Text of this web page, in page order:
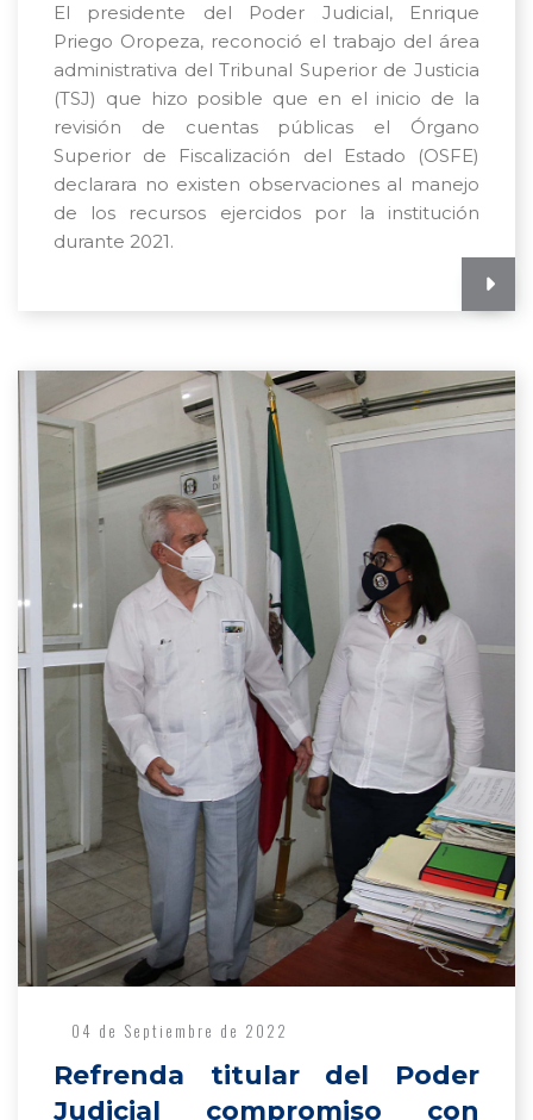
El presidente del Poder Judicial, Enrique
Priego Oropeza, reconoció el trabajo del área
administrativa del Tribunal Superior de Justicia
(TSJ) que hizo posible que en el inicio de la
revisión de cuentas públicas el Órgano
Superior de Fiscalización del Estado (OSFE)
declarara no existen observaciones al manejo
de los recursos ejercidos por la institución
durante 2021.
04 de Septiembre de 2022
Refrenda titular del Poder
Judicial compromiso con